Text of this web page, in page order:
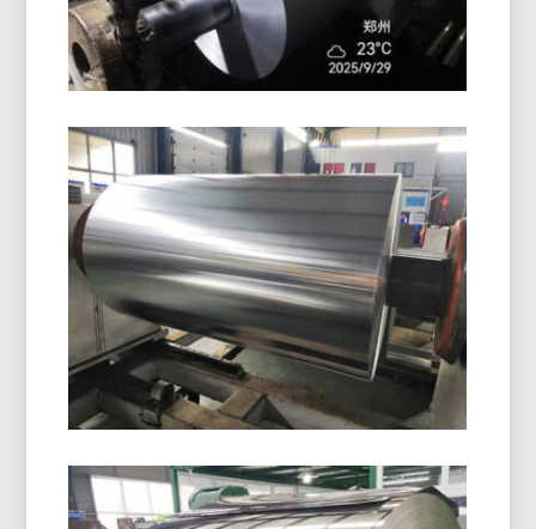
Folha De Alumínio Para
Embalagem Em Blister
Farmacêutico
Descubra embalagens blister farmacêuticas em
papel alumínio com umidade superior, oxigênio, e
proteção contra luz. Ideal para segurança,
estável, e embalagens de medicamentos
compatíveis.
8021 Folha De Alumínio Para
Conformação A Frio